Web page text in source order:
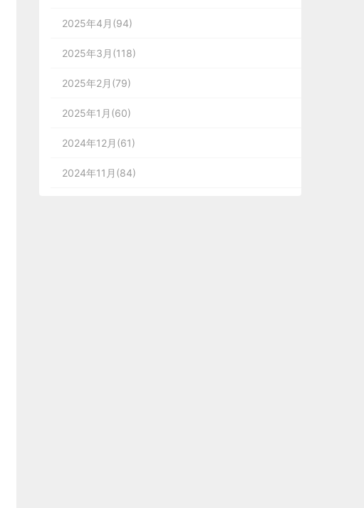
2025年4月(94)
2025年3月(118)
2025年2月(79)
2025年1月(60)
2024年12月(61)
2024年11月(84)